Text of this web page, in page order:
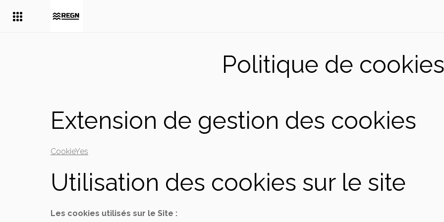
Politique de cookies
Extension de gestion des cookies
CookieYes
Utilisation des cookies sur le site
Les cookies utilisés sur le Site :